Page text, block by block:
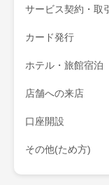
サービス契約・取引
カード発行
ホテル・旅館宿泊
店舗への来店
口座開設
その他(ため方)